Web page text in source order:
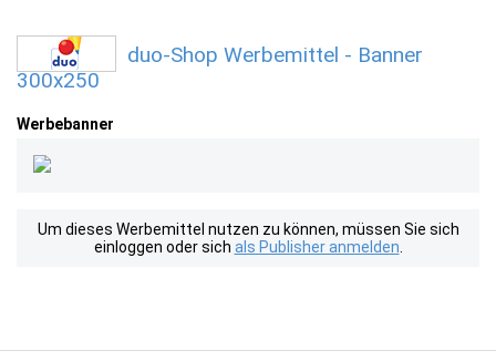
duo-Shop Werbemittel - Banner
300x250
Werbebanner
Um dieses Werbemittel nutzen zu können, müssen Sie sich
einloggen oder sich als Publisher anmelden